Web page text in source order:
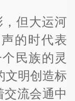
，但大运河
的时代表
民族的灵
文明创造标
流会通中